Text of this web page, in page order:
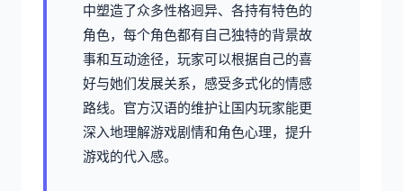
中塑造了众多性格迥异、各持有特色的
角色，每个角色都有自己独特的背景故
事和互动途径，玩家可以根据自己的喜
好与她们发展关系，感受多式化的情感
路线。官方汉语的维护让国内玩家能更
深入地理解游戏剧情和角色心理，提升
游戏的代入感。